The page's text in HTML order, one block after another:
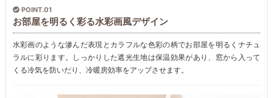
POINT.01
お部屋を明るく彩る水彩画風デザイン
水彩画のような滲んだ表現とカラフルな色彩の柄でお部屋を明るくナチュ
ラルに彩ります。しっかりした遮光生地は保温効果があり、窓から入って
くる冷気を防いだり、冷暖房効率をアップさせます。